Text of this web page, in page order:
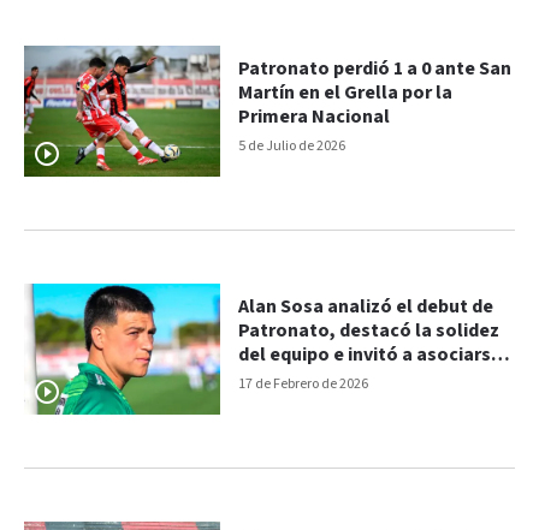
5 de Julio de 2026
Patronato perdió 1 a 0 ante San
Martín en el Grella por la
Primera Nacional
17 de Febrero de 2026
Alan Sosa analizó el debut de
Patronato, destacó la solidez
del equipo e invitó a asociarse
al club